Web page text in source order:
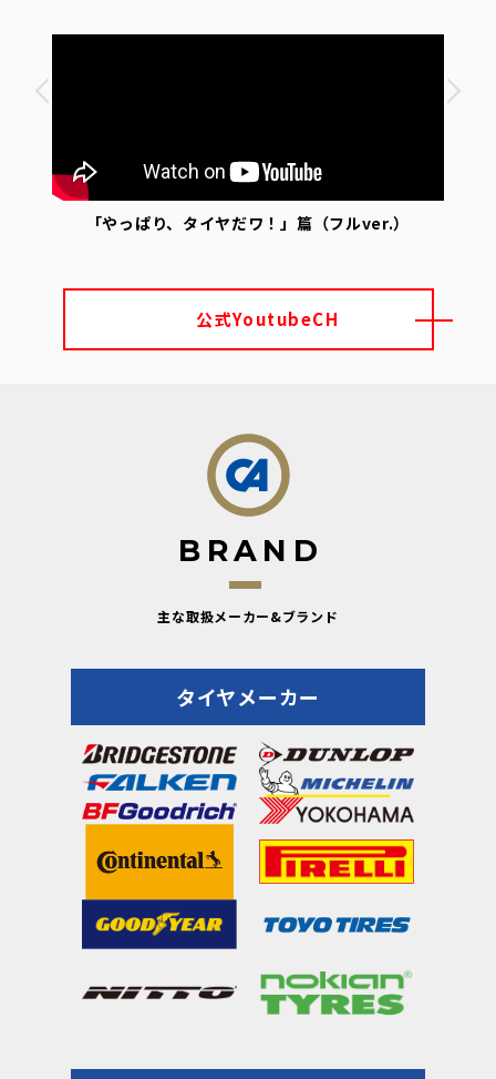
「やっぱり、タイヤだワ！」篇（フルver.）
公式YoutubeCH
B RA N D
主な取扱メーカー&ブランド
タイヤメーカー